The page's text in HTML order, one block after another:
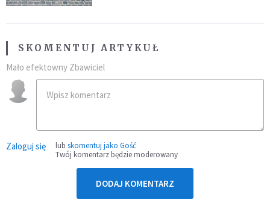
SKOMENTUJ ARTYKUŁ
Mało efektowny Zbawiciel
Zaloguj się lub skomentuj jako Gość
Twój komentarz będzie moderowany
DODAJ KOMENTARZ